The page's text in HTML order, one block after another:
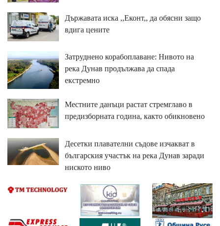
Държавата иска ,,Еконт,, да обясни защо
вдига цените
Затруднено корабоплаване: Нивото на
река Дунав продължава да спада
екстремно
Местните данъци растат стремглаво в
предизборната година, както обикновено
Десетки плавателни съдове изчакват в
българския участък на река Дунав заради
ниското ниво